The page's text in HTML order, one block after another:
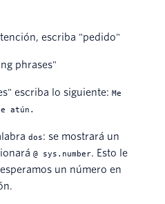
escriba "pedido"
phrases"
escriba lo siguiente: Me
atún.
dos: se mostrará un
@ sys.number. Esto le
un número en